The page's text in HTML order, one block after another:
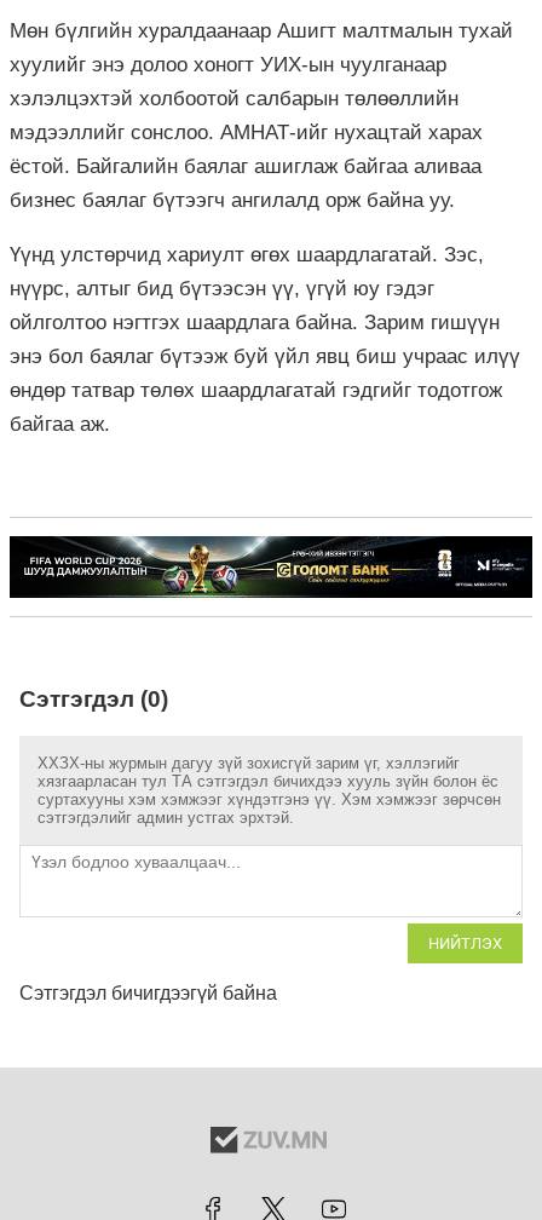
Мөн бүлгийн хуралдаанаар Ашигт малтмалын тухай
хуулийг энэ долоо хоногт УИХ-ын чуулганаар
хэлэлцэхтэй холбоотой салбарын төлөөллийн
мэдээллийг сонслоо. АМНАТ-ийг нухацтай харах
ёстой. Байгалийн баялаг ашиглаж байгаа аливаа
бизнес баялаг бүтээгч ангилалд орж байна уу.
Үүнд улстөрчид хариулт өгөх шаардлагатай. Зэс,
нүүрс, алтыг бид бүтээсэн үү, үгүй юу гэдэг
ойлголтоо нэгтгэх шаардлага байна. Зарим гишүүн
энэ бол баялаг бүтээж буй үйл явц биш учраас илүү
өндөр татвар төлөх шаардлагатай гэдгийг тодотгож
байгаа аж.
Сэтгэгдэл (0)
ХХЗХ-ны журмын дагуу зүй зохисгүй зарим үг, хэллэгийг
хязгаарласан тул ТА сэтгэгдэл бичихдээ хууль зүйн болон ёс
суртахууны хэм хэмжээг хүндэтгэнэ үү. Хэм хэмжээг зөрчсөн
сэтгэгдэлийг админ устгах эрхтэй.
НИЙТЛЭХ
Сэтгэгдэл бичигдээгүй байна